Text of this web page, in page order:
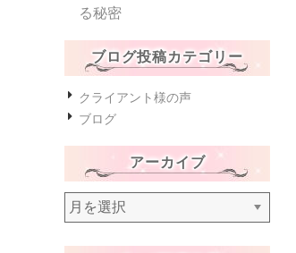
る秘密
ブログ投稿カテゴリー
クライアント様の声
ブログ
アーカイブ
ア
ー
カ